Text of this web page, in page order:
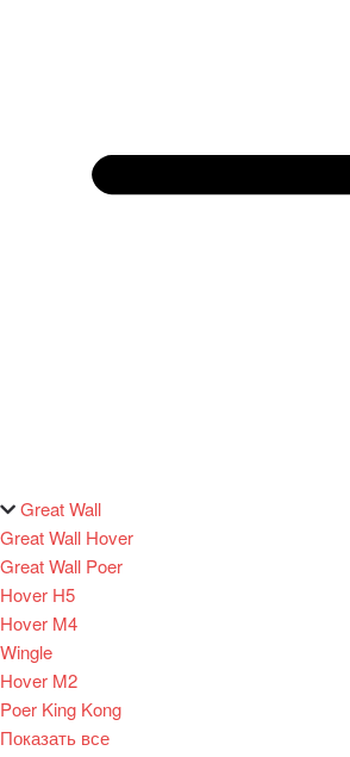
Great Wall
Great Wall Hover
Great Wall Poer
Hover H5
Hover M4
Wingle
Hover M2
Poer King Kong
Показать все